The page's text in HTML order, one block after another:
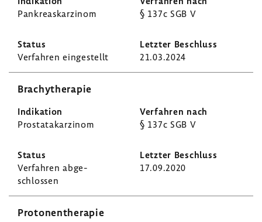
Pankre­as­kar­zinom § 137c SGB V
Verfahren einge­stellt 21.03.2024
Brachy­the­rapie
Prostata­kar­zinom § 137c SGB V
Verfahren abge­
schlossen
17.09.2020
Proto­nen­the­rapie